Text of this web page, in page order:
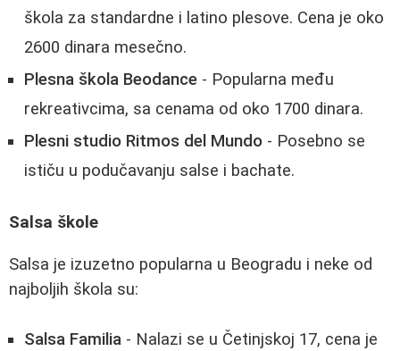
škola za standardne i latino plesove. Cena je oko
2600 dinara mesečno.
Plesna škola Beodance - Popularna među
rekreativcima, sa cenama od oko 1700 dinara.
Plesni studio Ritmos del Mundo - Posebno se
ističu u podučavanju salse i bachate.
Salsa škole
Salsa je izuzetno popularna u Beogradu i neke od
najboljih škola su:
Salsa Familia - Nalazi se u Četinjskoj 17, cena je